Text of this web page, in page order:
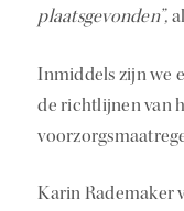
plaatsgevonden”,
Inmiddels zijn we
de richtlijnen van
Karin Rademaker